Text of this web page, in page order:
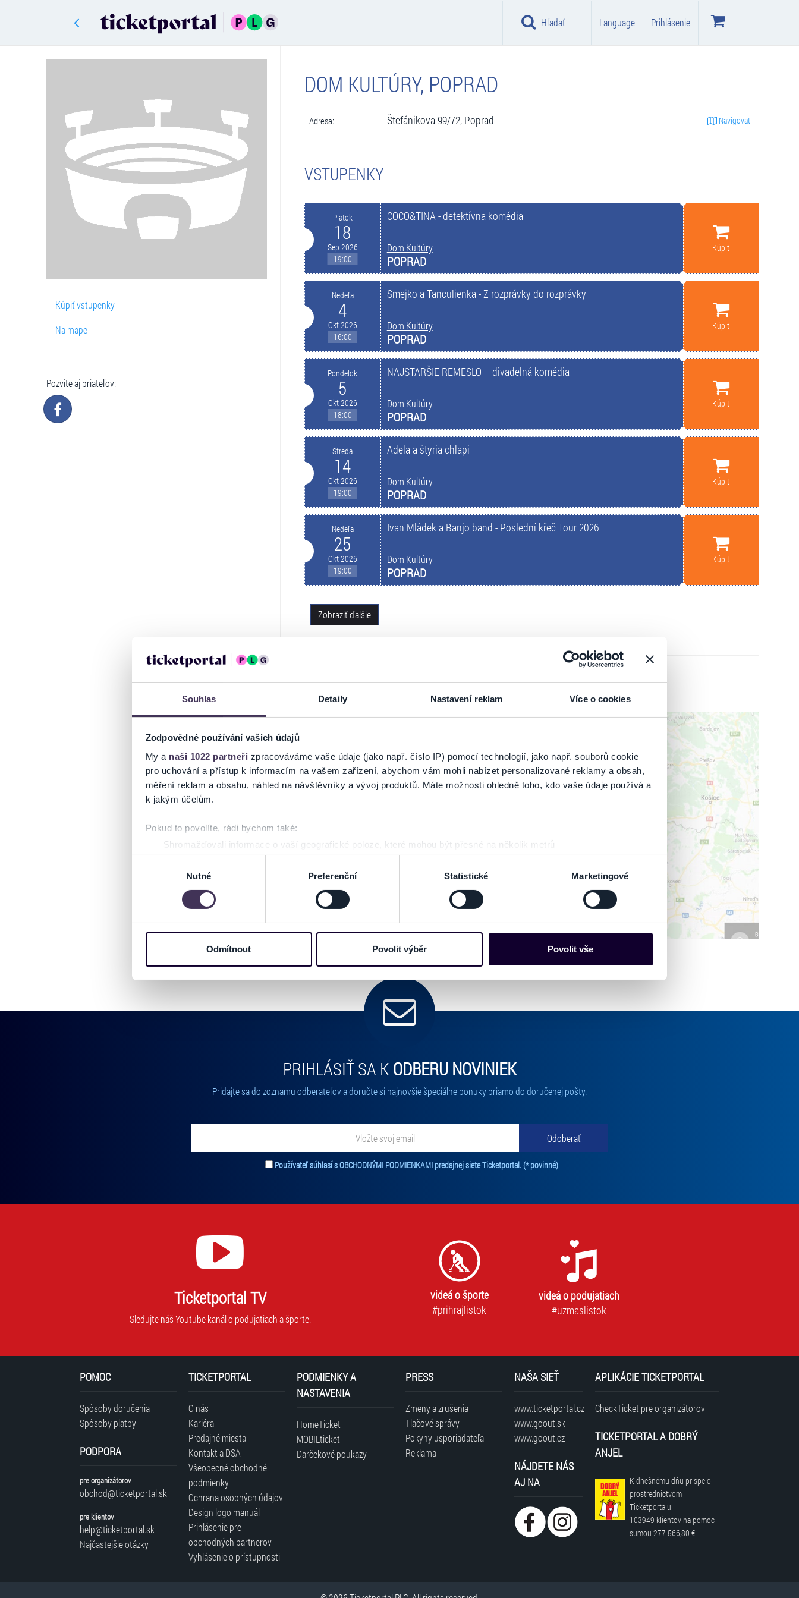
Souhlas Detaily Nastavení reklam Více o cookies
Zodpovědné používání vašich údajů
My a naši 1022 partneři zpracováváme vaše údaje (jako např. číslo IP) pomocí technologií, jako např. souborů cookie
pro uchování a přístup k informacím na vašem zařízení, abychom vám mohli nabízet personalizované reklamy a obsah,
měření reklam a obsahu, náhled na návštěvníky a vývoj produktů. Máte možnosti ohledně toho, kdo vaše údaje používá a
k jakým účelům.
Pokud to povolíte, rádi bychom také:
Shromažďovali informace o vaší geografické poloze, které mohou být přesné na několik metrů
Identifikovali vaše zařízení pomocí aktivního skenování pro konkrétní charakteristiky (otisk prstu)
Zjistěte více o tom, jak zpracováváme vaše osobní údaje, a nastavte si předvolby v
části s podrobnostmi. Svůj souhlas
můžete kdykoliv změnit nebo odvolat v části Prohlášení o souborech cookie.
informace o vašem zařízení nebo vaší aktivitě na našich webových stránkách. Tyto informace mohou představovat
osobní údaje. Získané informace používáme např. k analýze návštěvnosti webu nebo k personalizaci obsahu a reklam.
Jaké typy cookies používáme, naleznete níže. Možnosti zpracování upravíte zaškrtnutím příslušné varianty. Svoji volbu
můžete kdykoliv změnit v zápatí stránky v záložce „Cookies a jejich nastavení“.
Nutné Preferenční Statistické Marketingové
Odmítnout Povolit výběr Povolit vše
Hľadať Language Prihlásenie
Kúpiť vstupenky
Na mape
Pozvite aj priateľov:
DOM KULTÚRY, POPRAD
Adresa: Štefánikova 99/72, Poprad Navigovať
VSTUPENKY
Piatok
18
Sep 2026
19:00
COCO&TINA - detektívna komédia
Dom Kultúry
POPRAD
Kúpiť
Nedeľa
4
Okt 2026
16:00
Smejko a Tanculienka - Z rozprávky do rozprávky
Dom Kultúry
POPRAD
Kúpiť
Pondelok
5
Okt 2026
18:00
NAJSTARŠIE REMESLO – divadelná komédia
Dom Kultúry
POPRAD
Kúpiť
Streda
14
Okt 2026
19:00
Adela a štyria chlapi
Dom Kultúry
POPRAD
Kúpiť
Nedeľa
25
Okt 2026
19:00
Ivan Mládek a Banjo band - Poslední křeč Tour 2026
Dom Kultúry
POPRAD
Kúpiť
Zobraziť ďalšie
NA MAPE
PRIHLÁSIŤ SA K ODBERU NOVINIEK
Pridajte sa do zoznamu odberateľov a doručte si najnovšie špeciálne ponuky priamo do doručenej pošty.
Odoberať
Zadajte svoju e-mailovú adresu, na ktorú vám budeme zasielať novinky. Vaša adresa nebude zdieľaná s tretími stranami.
Používateľ súhlasí sOBCHODNÝMI PODMIENKAMI predajnej siete Ticketportal. (* povinné)Tento súhlas je povinný na odber newslettra. Bez súhlasu nie je možné vás
Ticketportal TV
Sledujte náš Youtube kanál o podujatiach a športe.
videá o športe
#prihrajlistok
videá o podujatiach
#uzmaslistok
POMOC
Spôsoby doručenia
Spôsoby platby
PODPORA
pre organizátorov
obchod@ticketportal.sk
pre klientov
help@ticketportal.sk
Najčastejšie otázky
TICKETPORTAL
O nás
Kariéra
Predajné miesta
Kontakt a DSA
Všeobecné obchodné
podmienky
Ochrana osobných údajov
Design logo manuál
Prihlásenie pre
obchodných partnerov
Vyhlásenie o prístupnosti
PODMIENKY A
NASTAVENIA
HomeTicket
MOBILticket
Darčekové poukazy
PRESS
Zmeny a zrušenia
Tlačové správy
Pokyny usporiadateľa
Reklama
NAŠA SIEŤ
www.ticketportal.cz
www.goout.sk
www.goout.cz
NÁJDETE NÁS
AJ NA
APLIKÁCIE TICKETPORTAL
CheckTicket pre organizátorov
TICKETPORTAL A DOBRÝ
ANJEL
K dnešnému dňu prispelo
prostredníctvom
Ticketportalu
103949 klientov na pomoc
sumou277 566,80 €